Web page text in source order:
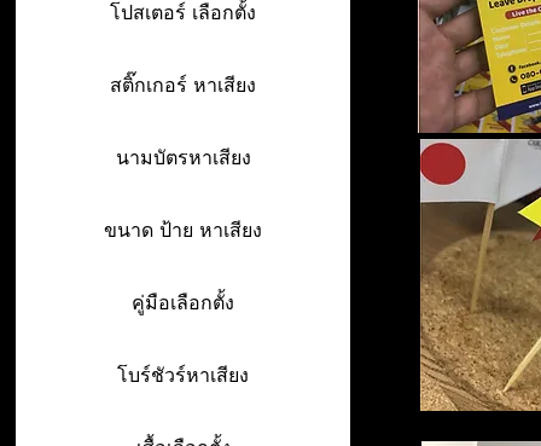
โปสเตอร์ เลือกตั้ง
สติ๊กเกอร์ หาเสียง
นามบัตรหาเสียง
ขนาด ป้าย หาเสียง
คู่มือเลือกตั้ง
โบร์ชัวร์หาเสียง